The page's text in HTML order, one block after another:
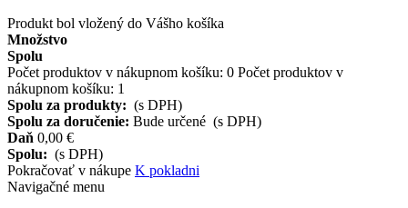
Produkt bol vložený do Vášho košíka
Množstvo
Spolu
Počet produktov v nákupnom košíku: 0 Počet produktov v
nákupnom košíku: 1
Spolu za produkty: (s DPH)
Spolu za doručenie: Bude určené (s DPH)
Daň 0,00 €
Spolu: (s DPH)
Pokračovať v nákupe K pokladni
Navigačné menu